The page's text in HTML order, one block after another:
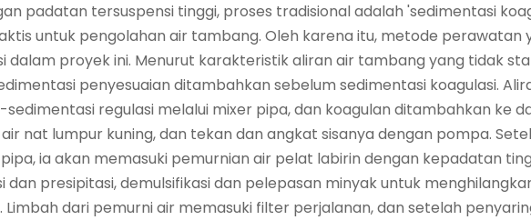
padatan tersuspensi tinggi, proses tradisional adalah 'sedimentasi
untuk pengolahan air tambang. Oleh karena itu, metode
dalam proyek ini. Menurut karakteristik aliran air tambang yang tidak
penyesuaian ditambahkan sebelum sedimentasi koagulasi.
regulasi melalui mixer pipa, dan koagulan ditambahkan ke
nat lumpur kuning, dan tekan dan angkat sisanya dengan pompa.
ia akan memasuki pemurnian air pelat labirin dengan kepadatan
dan presipitasi, demulsifikasi dan pelepasan minyak untuk
dari pemurni air memasuki filter perjalanan, dan setelah